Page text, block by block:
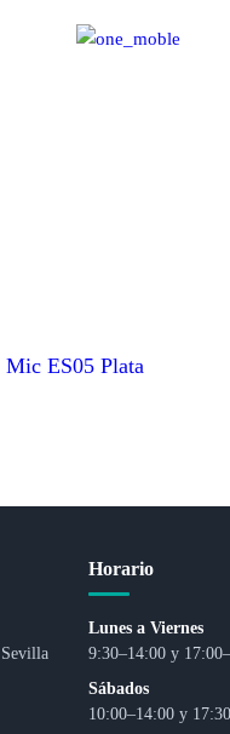
ES05 Plata
Horario
Lunes a Viernes
9:30–14:00 y
Sábados
10:00–14:00 y